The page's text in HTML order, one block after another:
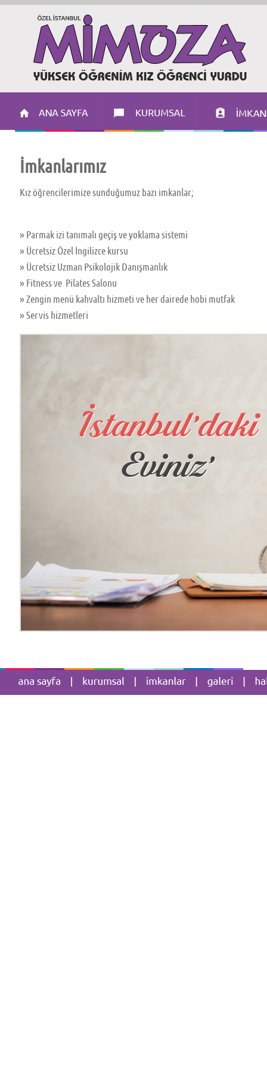
İmkanlarımız
Kız öğrencilerimize sunduğumuz bazı imkanlar;
» Parmak izi tanımalı geçiş ve yoklama sistemi
» Ücretsiz Özel İngilizce kursu
» Ücretsiz Uzman Psikolojik Danışmanlık
» Fitness ve Pilates Salonu
» Zengin menü kahvaltı hizmeti ve her dairede hobi mutfak
» Servis hizmetleri